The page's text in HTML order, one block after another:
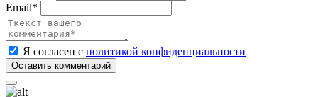
Email*
Я согласен с политикой конфиденциальности